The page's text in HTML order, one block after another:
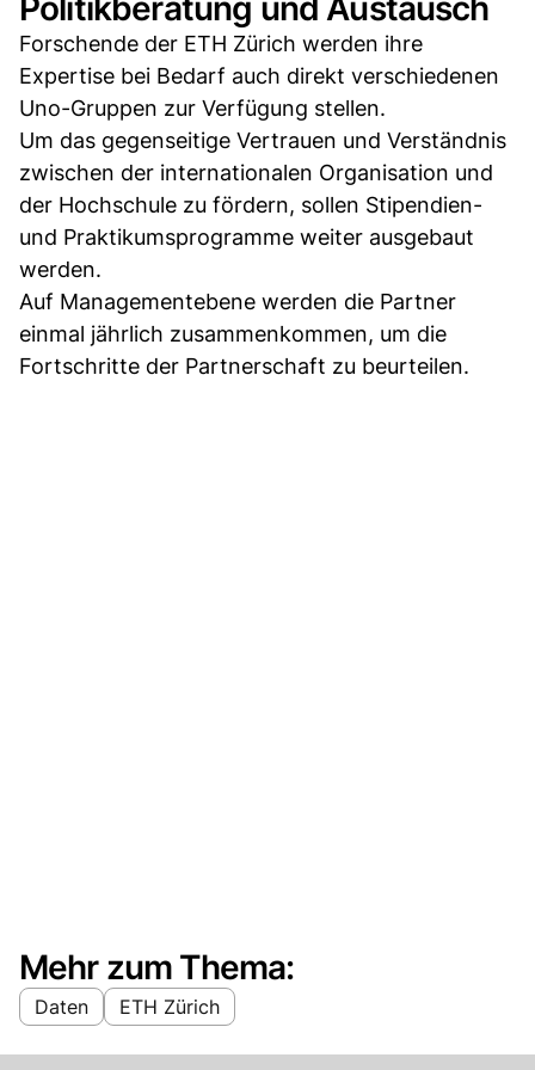
Politikberatung und Austausch
Forschende der ETH Zürich werden ihre
Expertise bei Bedarf auch direkt verschiedenen
Uno-Gruppen zur Verfügung stellen.
Um das gegenseitige Vertrauen und Verständnis
zwischen der internationalen Organisation und
der Hochschule zu fördern, sollen Stipendien-
und Praktikumsprogramme weiter ausgebaut
werden.
Auf Managementebene werden die Partner
einmal jährlich zusammenkommen, um die
Fortschritte der Partnerschaft zu beurteilen.
Mehr zum Thema:
Daten ETH Zürich